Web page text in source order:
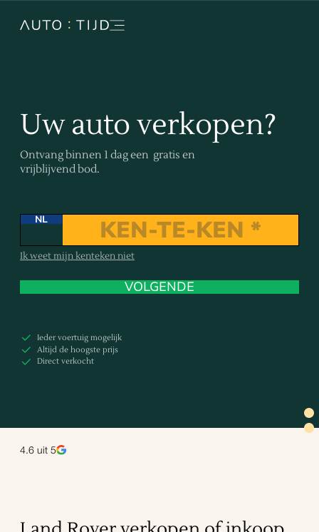
Uw auto verkopen?
Ontvang binnen 1 dag een gratis en
vrijblijvend bod.
NL
Ik weet mijn kenteken niet
VOLGENDE
Ieder voertuig mogelijk
Altijd de hoogste prijs
Direct verkocht
4.6 uit 5